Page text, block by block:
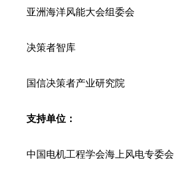
亚洲海洋风能大会组委会
决策者智库
国信决策者产业研究院
支持单位：
中国电机工程学会海上风电专委会